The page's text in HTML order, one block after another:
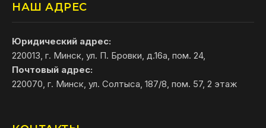
НАШ АДРЕС
Юридический адрес:
220013, г. Минск, ул. П. Бровки, д.16а, пом. 24,
Почтовый адрес:
220070, г. Минск, ул. Солтыса, 187/8, пом. 57, 2 этаж